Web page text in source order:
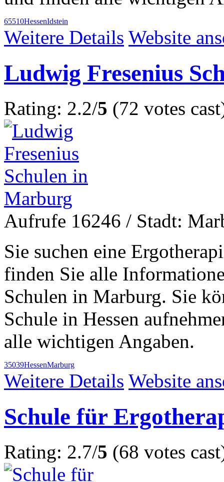
65510HessenIdstein
Weitere Details Website
Ludwig Fresenius
Rating: 2.2/5 (72 votes
Aufrufe 16246 / Stadt:
Sie suchen eine
finden Sie alle
Schulen in Marburg. Sie
Schule in Hessen
alle wichtigen Angaben.
35039HessenMarburg
Weitere Details Website
Schule für
Rating: 2.7/5 (68 votes